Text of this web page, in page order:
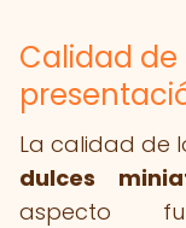
Calidad de
La calidad de
dulces
aspecto